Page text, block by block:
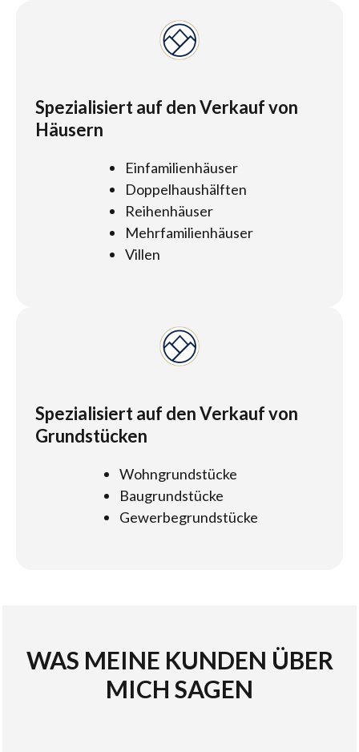
Spezialisiert auf den Verkauf von
Häusern
Einfamilienhäuser
Doppelhaushälften
Reihenhäuser
Mehrfamilienhäuser
Villen
Spezialisiert auf den Verkauf von
Grundstücken
Wohngrundstücke
Baugrundstücke
Gewerbegrundstücke
WAS MEINE KUNDEN ÜBER
MICH SAGEN